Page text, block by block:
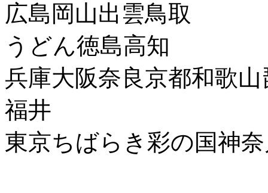
広島岡山出雲鳥取
うどん徳島高知
兵庫大阪奈良京都和歌山
福井
東京ちばらき彩の国神